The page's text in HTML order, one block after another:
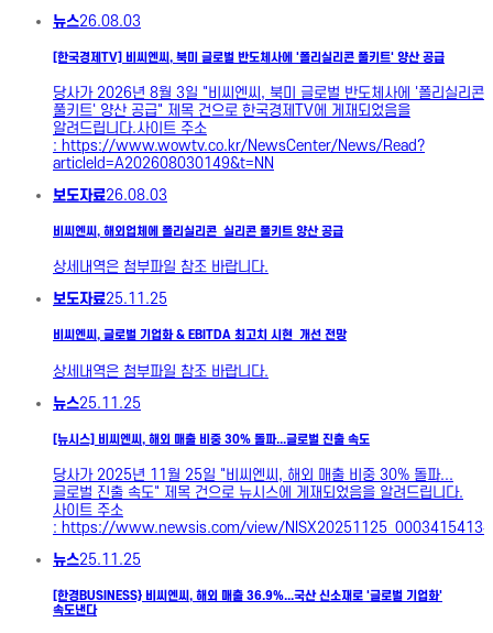
뉴스26.08.03
[한국경제TV] 비씨엔씨, 북미 글로벌 반도체사에 '폴리실리콘 풀키트' 양산 공급
당사가 2026년 8월 3일 "비씨엔씨, 북미 글로벌 반도체사에 '폴리실리콘
풀키트' 양산 공급" 제목 건으로 한국경제TV에 게재되었음을
알려드립니다.사이트 주소
: https://www.wowtv.co.kr/NewsCenter/News/Read?
articleId=A202608030149&t=NN
보도자료26.08.03
비씨엔씨, 해외업체에 폴리실리콘_실리콘 풀키트 양산 공급
상세내역은 첨부파일 참조 바랍니다.
보도자료25.11.25
비씨엔씨, 글로벌 기업화 & EBITDA 최고치 시현_개선 전망
상세내역은 첨부파일 참조 바랍니다.
뉴스25.11.25
[뉴시스] 비씨엔씨, 해외 매출 비중 30% 돌파...글로벌 진출 속도
당사가 2025년 11월 25일 "비씨엔씨, 해외 매출 비중 30% 돌파...
글로벌 진출 속도" 제목 건으로 뉴시스에 게재되었음을 알려드립니다.
사이트 주소
: https://www.newsis.com/view/NISX20251125_0003415413#
뉴스25.11.25
[한경BUSINESS} 비씨엔씨, 해외 매출 36.9%...국산 신소재로 '글로벌 기업화'
속도낸다